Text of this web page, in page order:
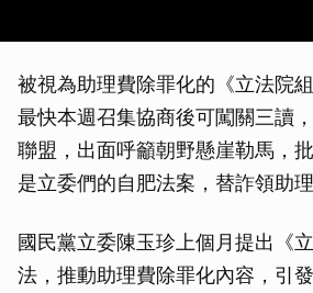
被視為助理費除罪化的《立法院
最快本週召集協商後可闖關三讀
聯盟，出面呼籲朝野懸崖勒馬，
是立委們的自肥法案，替詐領助理
國民黨立委陳玉珍上個月提出《
法，推動助理費除罪化內容，引